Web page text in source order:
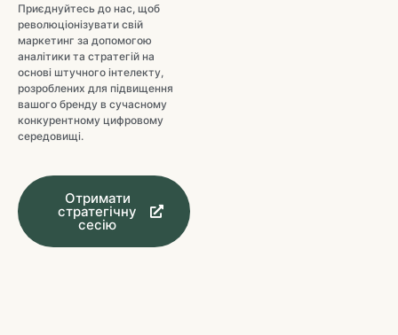
Приєднуйтесь до нас, щоб
революціонізувати свій
маркетинг за допомогою
аналітики та стратегій на
основі штучного інтелекту,
розроблених для підвищення
вашого бренду в сучасному
конкурентному цифровому
середовищі.
Отримати
стратегічну
сесію